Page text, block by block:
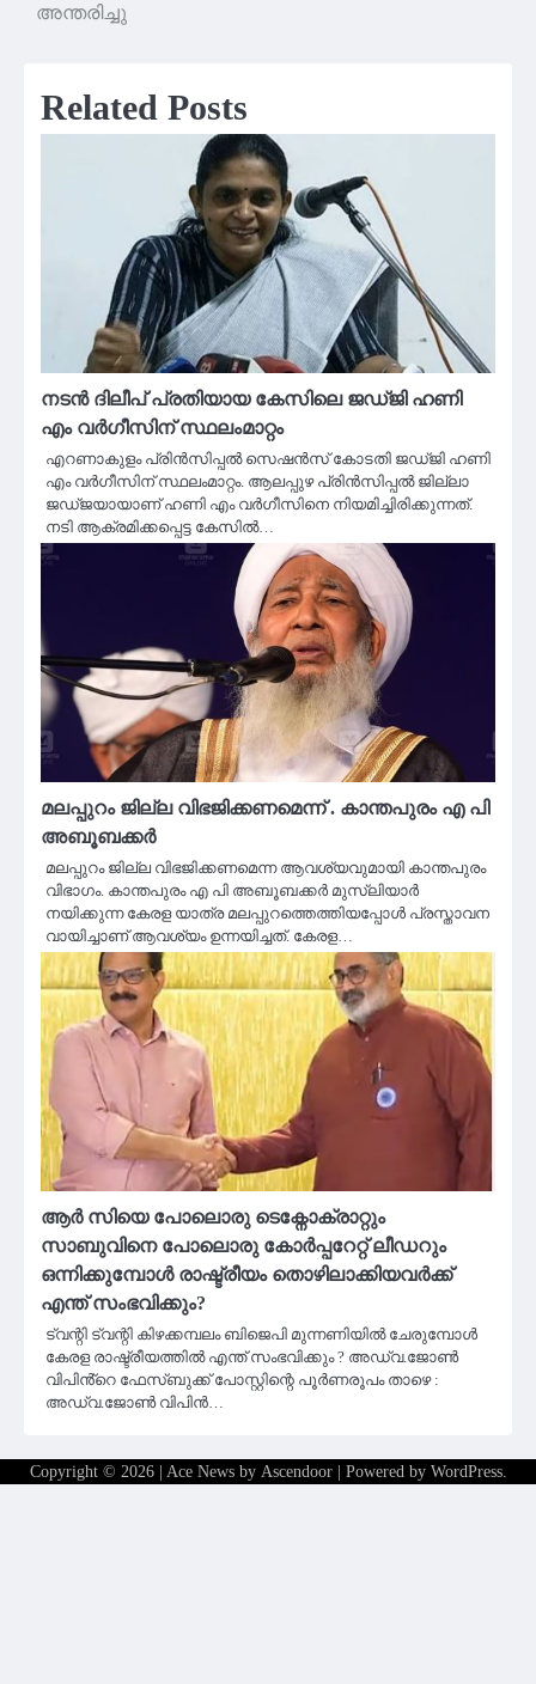
അന്തരിച്ചു
Related Posts
നടൻ ദിലീപ് പ്രതിയായ കേസിലെ ജഡ്‌ജി ഹണി
എം വര്‍ഗീസിന് സ്ഥലംമാറ്റം
എറണാകുളം പ്രിന്‍സിപ്പല്‍ സെഷന്‍സ് കോടതി ജഡ്‌ജി ഹണി
എം വര്‍ഗീസിന് സ്ഥലംമാറ്റം. ആലപ്പുഴ പ്രിന്‍സിപ്പല്‍ ജില്ലാ
ജഡ്‌ജയായാണ് ഹണി എം വര്‍ഗീസിനെ നിയമിച്ചിരിക്കുന്നത്.
നടി ആക്രമിക്കപ്പെട്ട കേസില്‍…
മലപ്പുറം ജില്ല വിഭജിക്കണമെന്ന് . കാന്തപുരം എ പി
അബൂബക്കര്‍
മലപ്പുറം ജില്ല വിഭജിക്കണമെന്ന ആവശ്യവുമായി കാന്തപുരം
വിഭാഗം. കാന്തപുരം എ പി അബൂബക്കര്‍ മുസ്ലിയാര്‍
നയിക്കുന്ന കേരള യാത്ര മലപ്പുറത്തെത്തിയപ്പോള്‍ പ്രസ്താവന
വായിച്ചാണ് ആവശ്യം ഉന്നയിച്ചത്. കേരള…
ആർ സിയെ പോലൊരു ടെക്നോക്രാറ്റും
സാബുവിനെ പോലൊരു കോർപ്പറേറ്റ് ലീഡറും
ഒന്നിക്കുമ്പോൾ രാഷ്ട്രീയം തൊഴിലാക്കിയവർക്ക്
എന്ത് സംഭവിക്കും?
ട്വന്റി ട്വന്റി കിഴക്കമ്പലം ബിജെപി മുന്നണിയിൽ ചേരുമ്പോൾ
കേരള രാഷ്ട്രീയത്തിൽ എന്ത് സംഭവിക്കും ? അഡ്വ.ജോൺ
വിപിൻ്റെ ഫേസ്‌ബുക്ക് പോസ്റ്റിന്റെ പൂർണരൂപം താഴെ :
അഡ്വ.ജോൺ വിപിൻ…
Copyright © 2026 | Ace News by Ascendoor| Powered by WordPress.